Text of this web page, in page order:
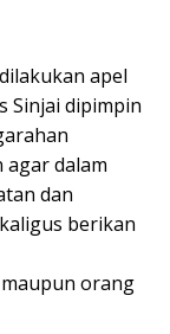
apel
Sinjai dipimpin
dalam
dan
berikan
orang